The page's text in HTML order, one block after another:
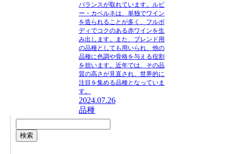
バランスが取れています。ルビ
ー・カベルネは、単独でワイン
を造られることが多く、フルボ
ディでコクのある赤ワインを生
み出します。また、ブレンド用
の品種としても用いられ、他の
品種に色調や骨格を与える役割
を担います。近年では、その品
質の高さが見直され、世界的に
注目を集める品種となっていま
す。
2024.07.26
品種
検索